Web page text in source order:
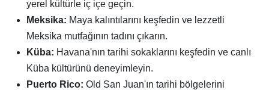
yerel kültürle iç içe geçin.
Meksika: Maya kalıntılarını keşfedin ve lezzetli
Meksika mutfağının tadını çıkarın.
Küba: Havana'nın tarihi sokaklarını keşfedin ve canlı
Küba kültürünü deneyimleyin.
Puerto Rico: Old San Juan'ın tarihi bölgelerini